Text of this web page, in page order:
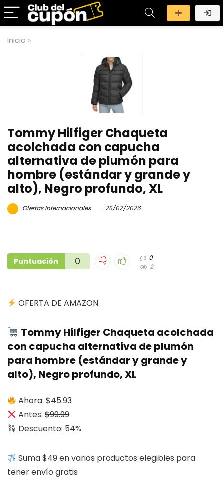
Inicio »
Tommy Hilfiger Chaqueta
acolchada con capucha
alternativa de plumón para
hombre (estándar y grande y
alto), Negro profundo, XL
Ofertas Internacionales 20/02/2026
Puntuación 0
0
2
OFERTA DE AMAZON
Tommy Hilfiger Chaqueta acolchada
con capucha alternativa de plumón
para hombre (estándar y grande y
alto), Negro profundo, XL
Ahora: $45.93
Antes:$99.99
Descuento: 54%
Suma $49 en varios productos elegibles para
tener envío gratis